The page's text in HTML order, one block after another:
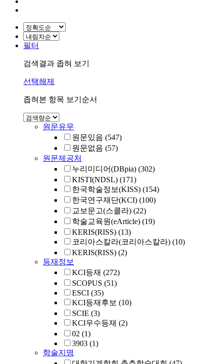
필터
검색결과 좁혀 보기
선택해제
좁혀본 항목 보기순서
원문유무
원문있음 (547)
원문없음 (57)
원문제공처
누리미디어(DBpia) (302)
KISTI(NDSL) (171)
한국학술정보(KISS) (154)
한국연구재단(KCI) (100)
교보문고(스콜라) (22)
학술교육원(eArticle) (19)
KERIS(RISS) (13)
코리아스칼라(코리아스칼라) (10)
KERIS(RISS) (2)
등재정보
KCI등재 (272)
SCOPUS (51)
ESCI (35)
KCI등재후보 (10)
SCIE (3)
KCI우수등재 (2)
02 (1)
3903 (1)
학술지명